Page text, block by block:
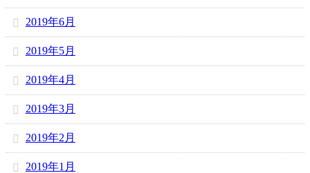
2019年6月
2019年5月
2019年4月
2019年3月
2019年2月
2019年1月